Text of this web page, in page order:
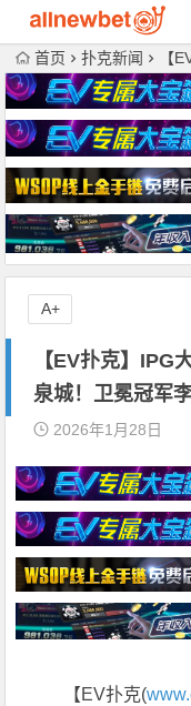
首页 扑克新闻 【EV
【EV扑克】IPG
泉城！卫冕冠军
2026年1月28日
【EV扑克(
A+